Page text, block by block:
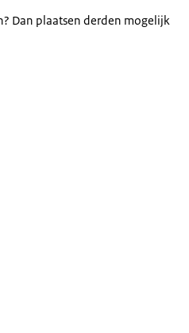
Dan plaatsen derden mogelijk